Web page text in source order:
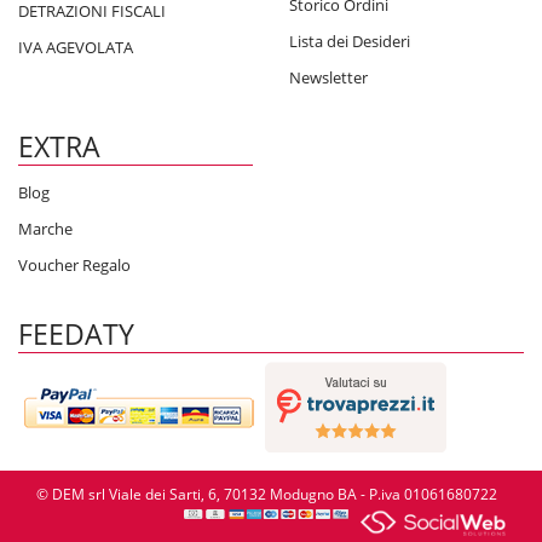
DETRAZIONI FISCALI
IVA AGEVOLATA
Storico Ordini
Lista dei Desideri
Newsletter
EXTRA
Blog
Marche
Voucher Regalo
FEEDATY
© DEM srl Viale dei Sarti, 6, 70132 Modugno BA - P.iva 01061680722